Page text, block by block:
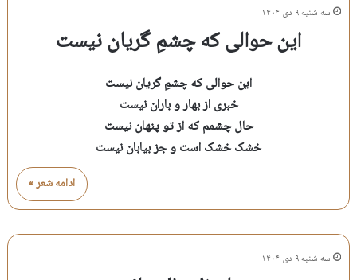
سه شنبه ۹ دی ۱۴۰۴
این حوالی که چشمِ گریان نیست
این حوالی که چشمِ گریان نیست
خبری از بهار و باران نیست
حال چشمم که از تو پنهان نیست
خشک خشک است و جز بیابان نیست
ادامه شعر »
سه شنبه ۹ دی ۱۴۰۴